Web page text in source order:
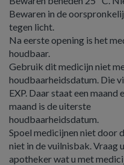
Bewaren in de
tegen licht.
Na eerste opening is het
houdbaar.
Gebruik dit medicijn niet
houdbaarheidsdatum. Die
EXP. Daar staat een maand
maand is de uiterste
houdbaarheidsdatum.
Spoel medicijnen niet door
niet in de vuilnisbak. Vraag
apotheker wat u met